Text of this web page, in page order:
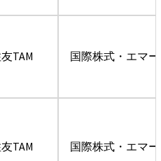
TAM 国際株式・エマ
TAM 国際株式・エマ